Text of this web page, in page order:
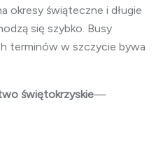
okresy świąteczne i długie
się szybko. Busy
terminów w szczycie bywa
świętokrzyskie—